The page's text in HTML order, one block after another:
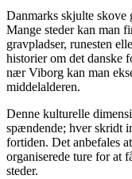
Danmarks skjulte skove
Mange steder kan man
gravpladser, runesten
historier om det danske
nær Viborg kan man
middelalderen.
Denne kulturelle
spændende; hver skridt
fortiden. Det anbefales
organiserede ture for at
steder.